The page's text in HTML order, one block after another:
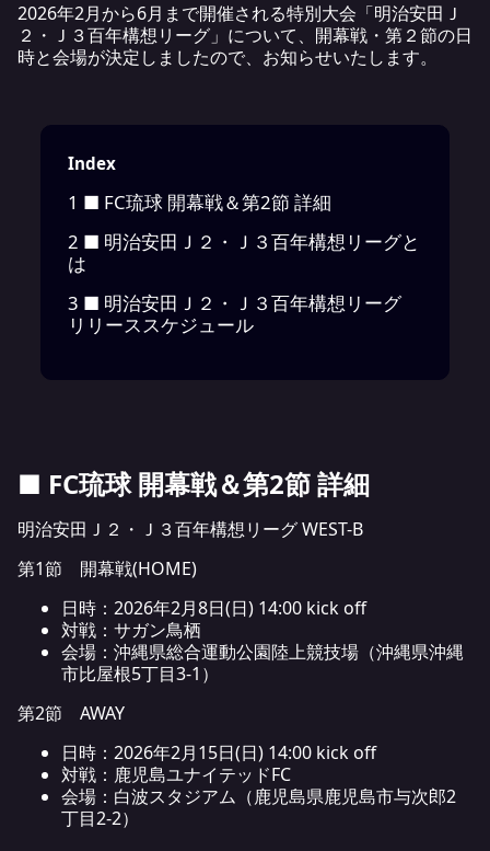
2026年2月から6月まで開催される特別大会「明治安田Ｊ
２・Ｊ３百年構想リーグ」 について、開幕戦・第２節の日
時と会場が決定しましたので、お知らせいたします。
Index
1 ■ FC琉球 開幕戦＆第2節 詳細
2 ■ 明治安田Ｊ２・Ｊ３百年構想リーグと
は
3 ■ 明治安田Ｊ２・Ｊ３百年構想リーグ
リリーススケジュール
■ FC琉球 開幕戦＆第2節 詳細
明治安田Ｊ２・Ｊ３百年構想リーグ WEST-B
第1節 開幕戦(HOME)
日時：2026年2月8日(日) 14:00 kick off
対戦：サガン鳥栖
会場：沖縄県総合運動公園陸上競技場（沖縄県沖縄
市比屋根5丁目3-1）
第2節 AWAY
日時：2026年2月15日(日) 14:00 kick off
対戦：鹿児島ユナイテッドFC
会場：白波スタジアム（鹿児島県鹿児島市与次郎2
丁目2-2）